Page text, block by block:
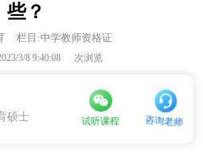
些？
栏目:中学教师资格证
3/8 9:40:08 次浏览
硕士 试听课程 咨询老师